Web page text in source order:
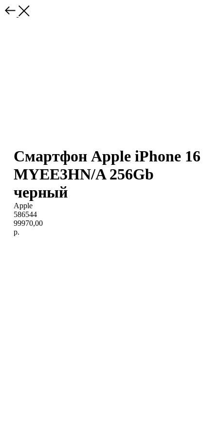
Смартфон Apple iPhone 16
MYEE3HN/A 256Gb
черный
Apple
586544
99970,00
р.